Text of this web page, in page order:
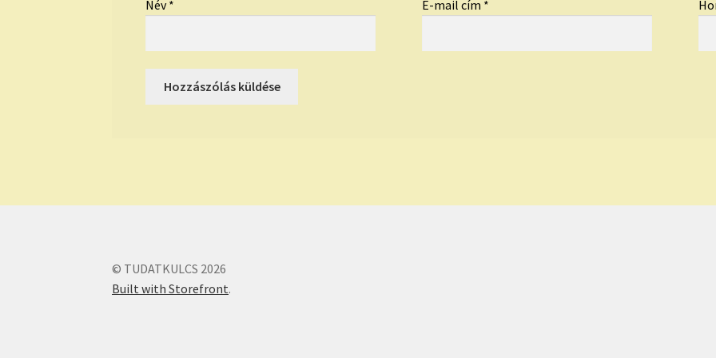
Név* E-mail cím *
© TUDATKULCS 2026
Built with Storefront.